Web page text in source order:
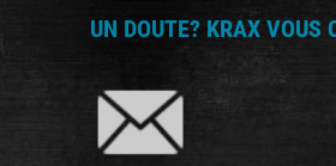
UN DOUTE? KRAX VOUS